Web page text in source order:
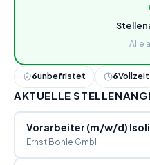
Alle
6unbefristet 6Vollzeit
AKTUELLE
Ernst Bohle GmbH